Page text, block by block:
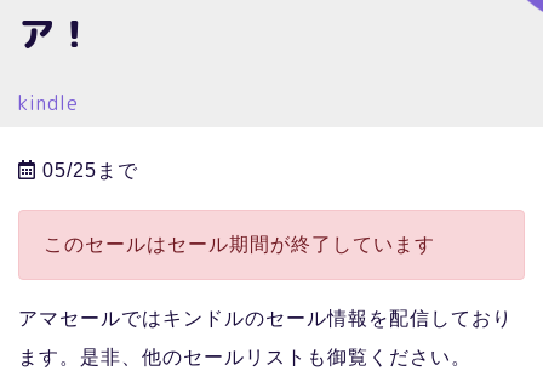
ア！
kindle
05/25まで
このセールはセール期間が終了しています
アマセールではキンドルのセール情報を配信しており
ます。是非、他のセールリストも御覧ください。